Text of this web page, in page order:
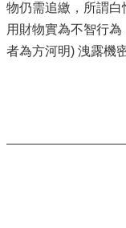
物仍需追繳，所謂
用財物實為不智行
者為方河明) 洩露機